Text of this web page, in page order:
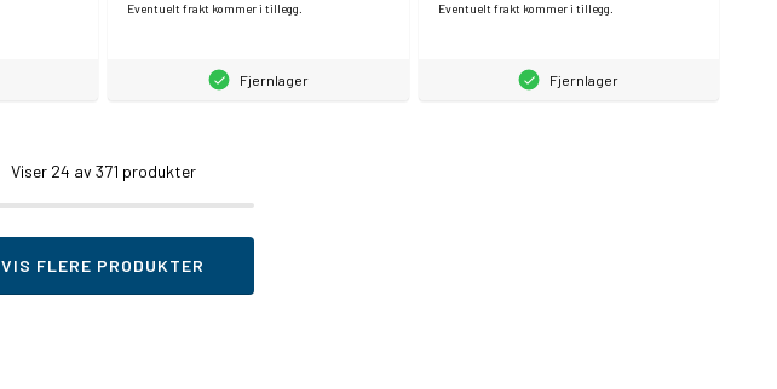
Eventuelt frakt kommer i tillegg.
Fjernlager
Eventuelt frakt kommer i tillegg.
Fjernlager
Viser 24 av 371 produkter
VIS FLERE PRODUKTER